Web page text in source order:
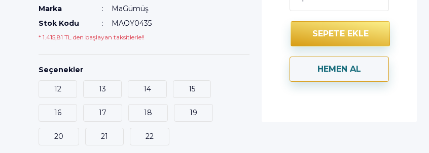
Marka
MaGümüş
Stok Kodu
MAOY0435
* 1.415,81 TL den başlayan taksitlerle!!
Seçenekler
12 13 14 15
16 17 18 19
20 21 22
SEPETE EKLE
HEMEN AL